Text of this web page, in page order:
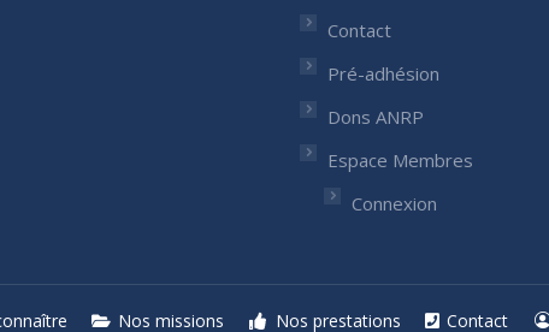
Contact
Pré-adhésion
Dons ANRP
Espace Membres
Connexion
Nos missions Nos prestations Contact